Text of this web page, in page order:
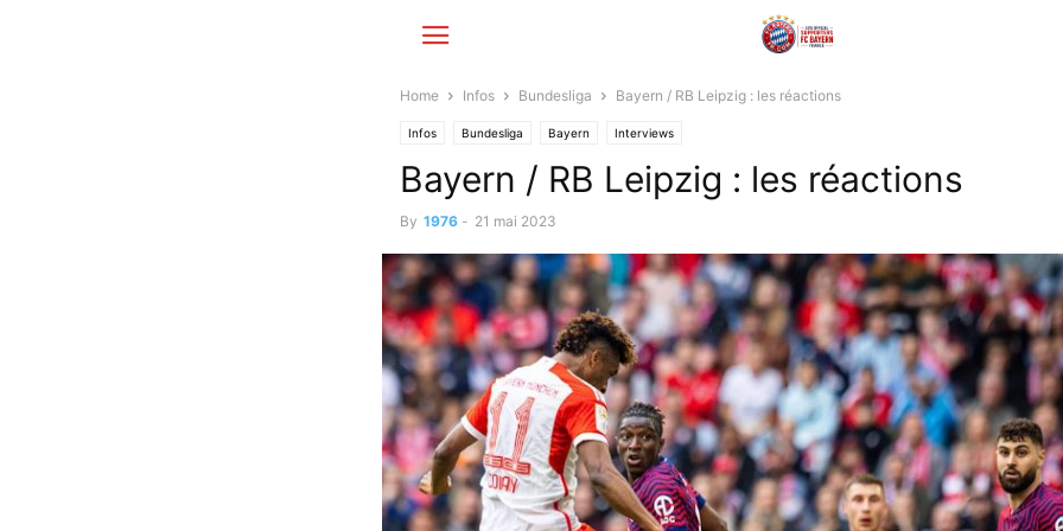
Home Infos Bundesliga Bayern / RB Leipzig : les réactions
Infos Bundesliga Bayern Interviews
Bayern / RB Leipzig : les réactions
By 1976 - 21 mai 2023